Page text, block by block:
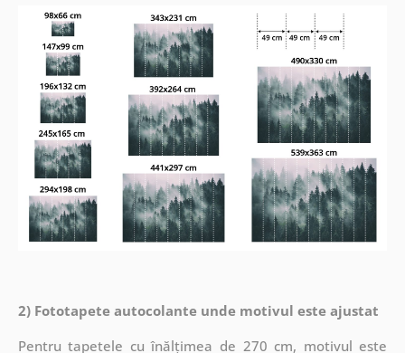
2) Fototapete autocolante unde motivul este ajustat
Pentru tapetele cu înălțimea de 270 cm, motivul este